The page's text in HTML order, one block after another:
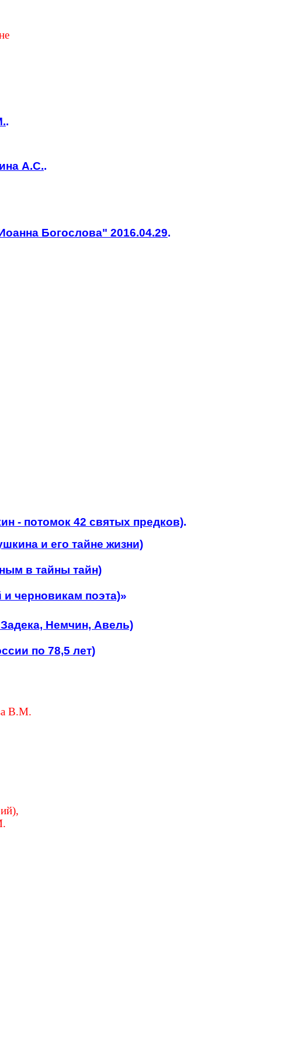
.
А.С..
Богослова" 2016.04.29.
- потомок 42 святых предков).
и его тайне жизни)
в тайны тайн)
черновикам поэта)»
Немчин, Авель)
по 78,5 лет)
В.М.